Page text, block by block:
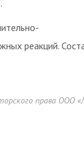
реакций.
права ООО